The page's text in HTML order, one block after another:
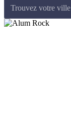
Trouvez votre ville